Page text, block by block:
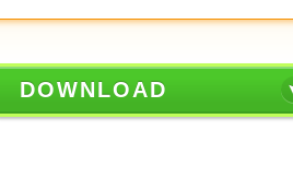
DOWNLOAD